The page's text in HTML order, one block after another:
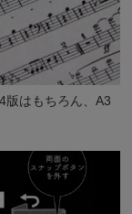
版はもちろん、A3